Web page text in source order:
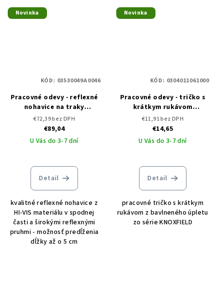
Novinka
Pracovné odevy - reflexné
nohavice na traky
KNOXFIELD HVPS DW ČERVA
€72,39 bez DPH
€89,04
U Vás do 3-7 dní
Detail
kvalitné reflexné nohavice z
HI-VIS materiálu v spodnej
časti a širokými reflexnými
pruhmi - možnosť predĺženia
dĺžky až o 5 cm
KÓD: 03530049A0046
Novinka
Pracovné odevy - tričko s
krátkym rukávom
KNOXFIELD RYO ČERVA
€11,91 bez DPH
€14,65
U Vás do 3-7 dní
Detail
pracovné tričko s krátkym
rukávom z bavlneného úpletu
zo série KNOXFIELD
KÓD: 0304011061000